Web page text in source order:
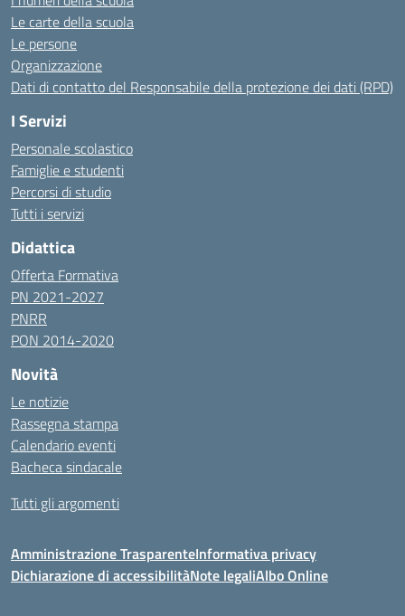
Le carte della scuola
Le persone
Organizzazione
Dati di contatto del Responsabile della protezione dei dati (RPD)
I Servizi
Personale scolastico
Famiglie e studenti
Percorsi di studio
Tutti i servizi
Didattica
Offerta Formativa
PN 2021-2027
PNRR
PON 2014-2020
Novità
Le notizie
Rassegna stampa
Calendario eventi
Bacheca sindacale
Tutti gli argomenti
Amministrazione TrasparenteInformativa privacy
Dichiarazione di accessibilitàNote legaliAlbo Online